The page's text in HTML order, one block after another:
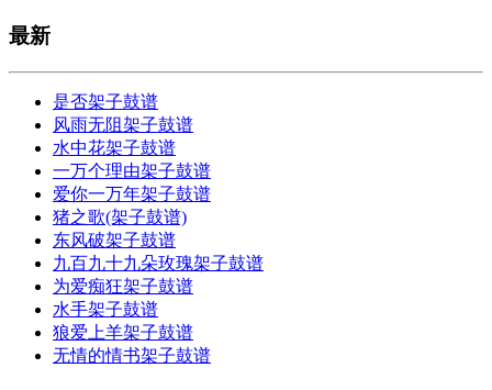
最新
是否架子鼓谱
风雨无阻架子鼓谱
水中花架子鼓谱
一万个理由架子鼓谱
爱你一万年架子鼓谱
猪之歌(架子鼓谱)
东风破架子鼓谱
九百九十九朵玫瑰架子鼓谱
为爱痴狂架子鼓谱
水手架子鼓谱
狼爱上羊架子鼓谱
无情的情书架子鼓谱